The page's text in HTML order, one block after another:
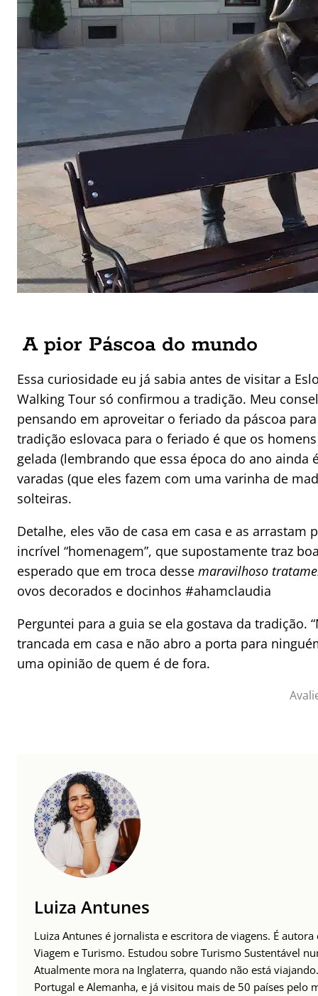
A pior Páscoa do mundo
Essa curiosidade eu já sabia antes de visitar a
Walking Tour só confirmou a tradição. Meu
pensando em aproveitar o feriado da páscoa
tradição eslovaca para o feriado é que os
gelada (lembrando que essa época do ano ainda
varadas (que eles fazem com uma varinha de
solteiras.
Detalhe, eles vão de casa em casa e as
incrível “homenagem”, que supostamente traz
esperado que em troca desse maravilhoso
ovos decorados e docinhos #ahamclaudia
Perguntei para a guia se ela gostava da tradição.
trancada em casa e não abro a porta para
uma opinião de quem é de fora.
Luiza Antunes
Luiza Antunes é jornalista e escritora de viagens. É
Viagem e Turismo. Estudou sobre Turismo Sustentável
Atualmente mora na Inglaterra, quando não está
Portugal e Alemanha, e já visitou mais de 50 países pelo